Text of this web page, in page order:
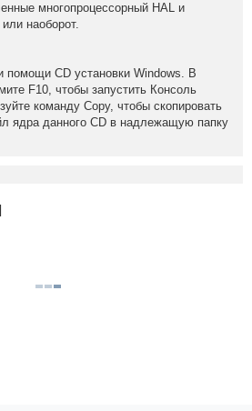
многопроцессорный HAL и
наоборот.
помощи CD установки Windows. В
F10, чтобы запустить Консоль
команду Copy, чтобы скопировать
ядра данного CD в надлежащую папку